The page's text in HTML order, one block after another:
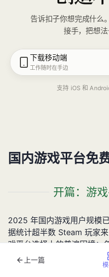
告诉扣子你想完成什么
接手，把想法
下载移动端
工作随时在手边
支持 iOS 和
国内游戏平台免
开篇：游
2025 年国内游戏用户规模
据统计超半数 Steam 玩家
戏平台选择上的普遍困境：
付费版会员虽能提供更优
境，成为当前国内游戏平台
上一篇